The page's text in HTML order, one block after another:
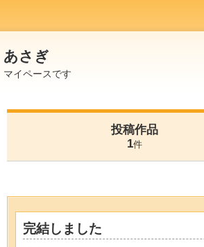
あさぎ
マイペースです
投稿作品
1件
完結しました